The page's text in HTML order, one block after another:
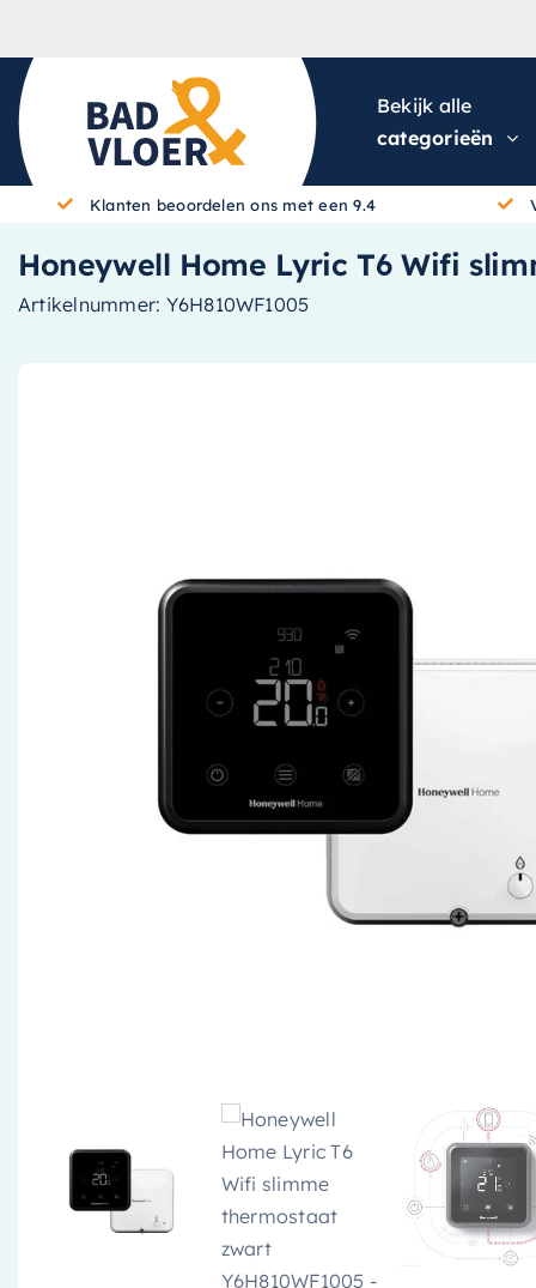
Bekijk alle
categorieën
Klanten beoordelen ons met een 9.4
Honeywell Home Lyric T6 Wifi
Artikelnummer: Y6H810WF1005